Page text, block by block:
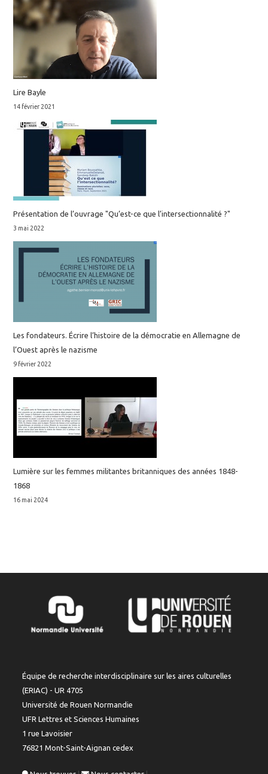
Lire Bayle
14 février 2021
Présentation de l’ouvrage "Qu’est-ce que l’intersectionnalité ?"
3 mai 2022
Les fondateurs. Écrire l’histoire de la démocratie en Allemagne de
l’Ouest après le nazisme
9 février 2022
Lumière sur les femmes militantes britanniques des années 1848-
1868
16 mai 2024
Équipe de recherche interdisciplinaire sur les aires culturelles
(ERIAC) - UR 4705
Université de Rouen Normandie
UFR Lettres et Sciences Humaines
1 rue Lavoisier
76821 Mont-Saint-Aignan cedex